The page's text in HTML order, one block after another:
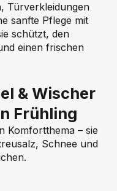
Türverkleidungen
sanfte Pflege mit
schützt, den
einen frischen
& Wischer
Frühling
Komfortthema – sie
Schnee und